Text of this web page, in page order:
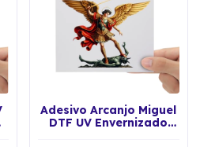
Adesivo Arcanjo Miguel
DTF UV Envernizado